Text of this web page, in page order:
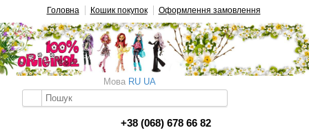
Головна Кошик покупок Оформлення замовлення
Мова RU UA
+38 (068) 678 66 82